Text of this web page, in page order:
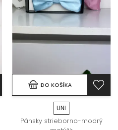
DO KOŠÍKA
UNI
Pánsky strieborno-modrý